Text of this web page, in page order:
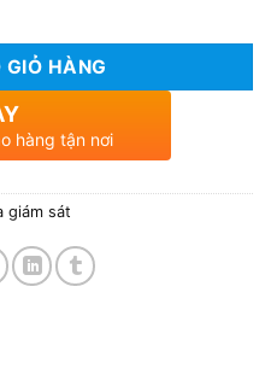
HÀNG
hàng tận nơi
giám sát